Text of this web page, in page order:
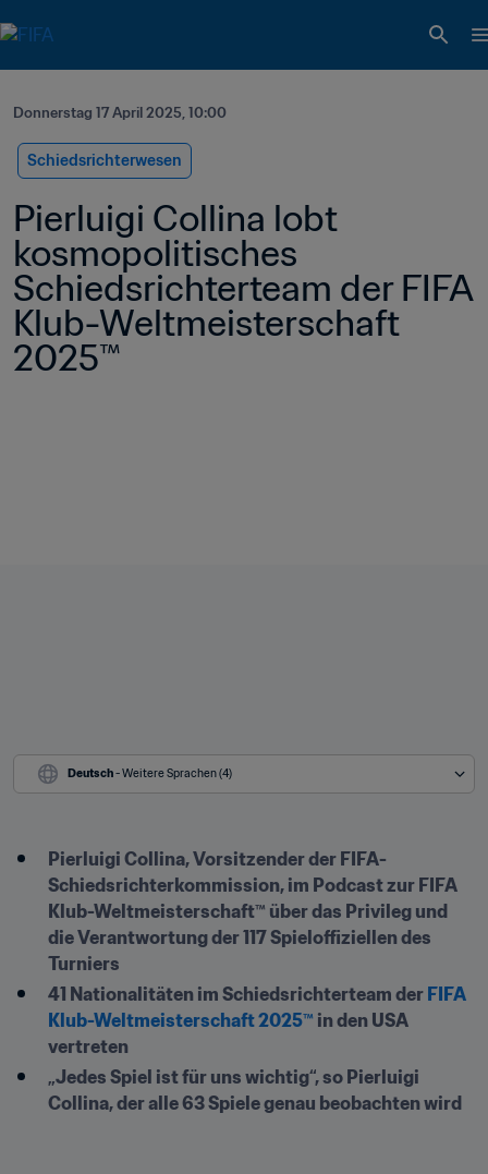
Donnerstag 17 April 2025, 10:00
Schiedsrichterwesen
Pierluigi Collina lobt
kosmopolitisches
Schiedsrichterteam der FIFA
Klub-Weltmeisterschaft
2025™
Deutsch - Weitere Sprachen (4)
Pierluigi Collina, Vorsitzender der FIFA-
Schiedsrichterkommission, im Podcast zur FIFA
Klub-Weltmeisterschaft™ über das Privileg und
die Verantwortung der 117 Spieloffiziellen des
Turniers
41 Nationalitäten im Schiedsrichterteam der FIFA
Klub-Weltmeisterschaft 2025™ in den USA
vertreten
„Jedes Spiel ist für uns wichtig“, so Pierluigi
Collina, der alle 63 Spiele genau beobachten wird